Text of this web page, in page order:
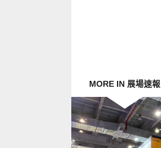
MORE IN 展場速報